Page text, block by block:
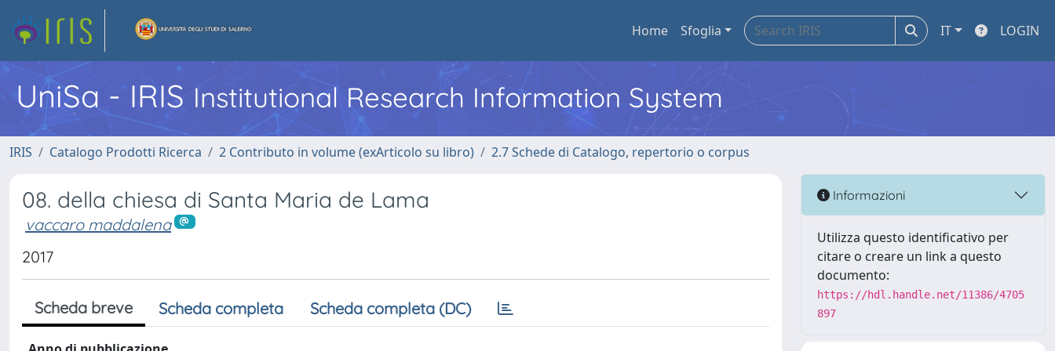
Home Sfoglia IT LOGIN
UniSa - IRIS Institutional Research Information System
IRIS Catalogo Prodotti Ricerca 2 Contributo in volume (exArticolo su libro) 2.7 Schede di Catalogo, repertorio o corpus
08. della chiesa di Santa Maria de Lama
vaccaro maddalena
2017
Scheda breve Scheda completa Scheda completa (DC)
Informazioni
Utilizza questo identificativo per
citare o creare un link a questo
documento:
https://hdl.handle.net/11386/4705
897